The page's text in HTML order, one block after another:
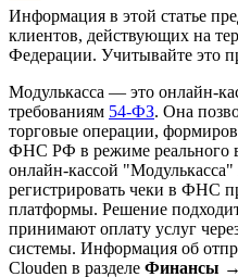
Информация в этой статье
клиентов, действующих на
Федерации. Учитывайте это
Модулькасса — это онлайн-
требованиям 54-ФЗ. Она
торговые операции,
ФНС РФ в режиме реального
онлайн-кассой "Модулькасса"
регистрировать чеки в ФНС
платформы. Решение
принимают оплату услуг
системы. Информация об
Clouden в разделе Финансы →